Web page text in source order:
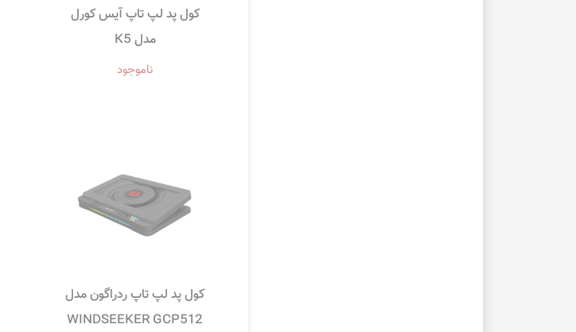
کول پد لپ تاپ آیس کورل
مدل K5
ناموجود
کول پد لپ تاپ ردراگون مدل
WINDSEEKER GCP512